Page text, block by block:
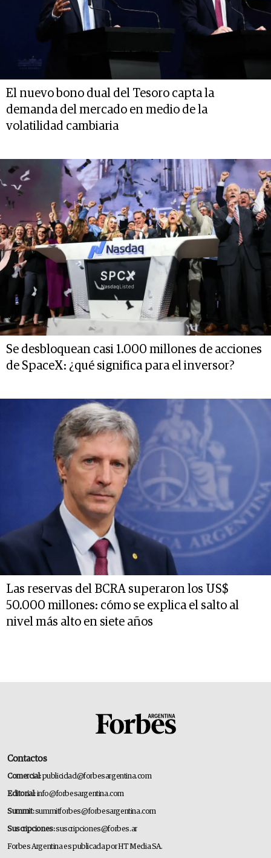
El nuevo bono dual del Tesoro capta la
demanda del mercado en medio de la
volatilidad cambiaria
Se desbloquean casi 1.000 millones de acciones
de SpaceX: ¿qué significa para el inversor?
Las reservas del BCRA superaron los US$
50.000 millones: cómo se explica el salto al
nivel más alto en siete años
Contactos
Comercial:publicidad@forbesargentina.com
Editorial:info@forbesargentina.com
Summit:summitforbes@forbesargentina.com
Suscripciones:suscripciones@forbes.ar
Forbes Argentina es publicada por HT Media SA.